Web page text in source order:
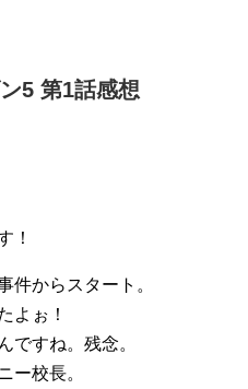
5 第1話感想
！
件からスタート。
よぉ！
ですね。残念。
ー校長。